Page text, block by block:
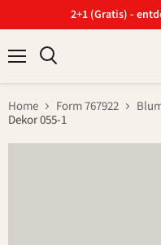
2+1 (Gratis) -
Home Form 767922
Dekor 055-1